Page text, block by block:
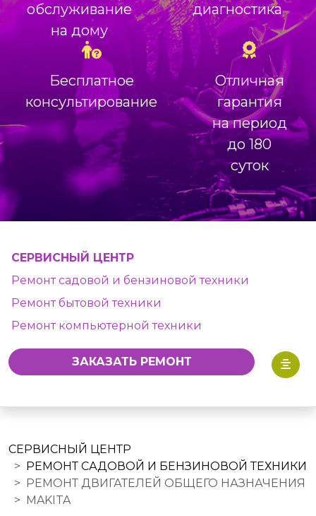
обслуживание
на дому
диагностика
Бесплатное
консультирование
Отличная
гарантия
на период
до 180
суток
СЕРВИСНЫЙ ЦЕНТР
Ремонт садовой и бензиновой техники
Ремонт бытовой техники
Ремонт компьютерной техники
ЗАКАЗАТЬ РЕМОНТ
СЕРВИСНЫЙ ЦЕНТР
РЕМОНТ САДОВОЙ И БЕНЗИНОВОЙ ТЕХНИКИ
РЕМОНТ ДВИГАТЕЛЕЙ ОБЩЕГО НАЗНАЧЕНИЯ
MAKITA